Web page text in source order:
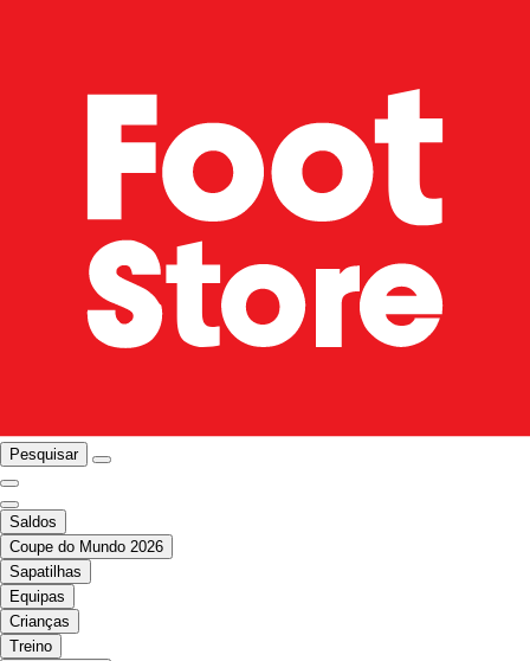
Pesquisar
Saldos
Coupe do Mundo 2026
Sapatilhas
Equipas
Crianças
Treino